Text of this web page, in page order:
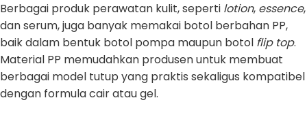
Berbagai produk perawatan kulit, seperti lotion, essence,
dan serum, juga banyak memakai botol berbahan PP,
baik dalam bentuk botol pompa maupun botol flip top.
Material PP memudahkan produsen untuk membuat
berbagai model tutup yang praktis sekaligus kompatibel
dengan formula cair atau gel.